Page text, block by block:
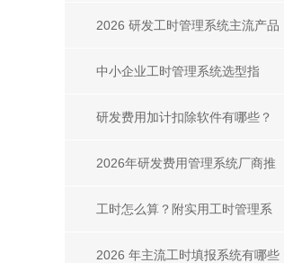
管理主流软件全解析
2026 研发工时管理系统主流产品
有哪些？推荐几款研发工时管理
系统
中小企业工时管理系统选型指
南：诺明TTA凭什么成为首选？
研发费用加计扣除软件有哪些？
2026 主流软件选型推荐
2026年研发费用管理系统厂商推
荐：主流平台对比、选型指南与
合规案例
工时怎么算？附实用工时管理系
统及工具推荐
2026 年主流工时填报系统有哪些